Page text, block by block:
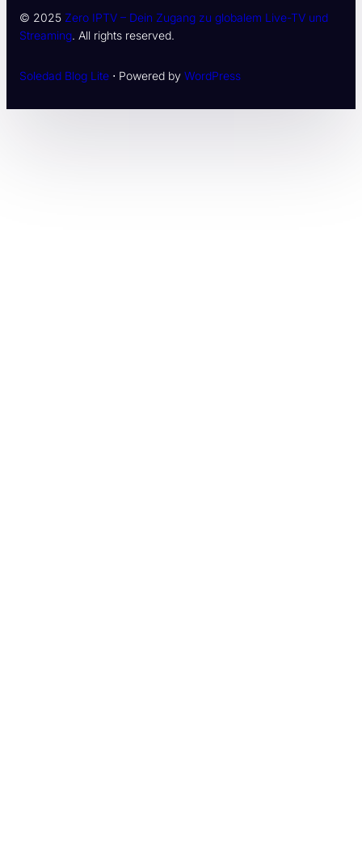
© 2025 Zero IPTV – Dein Zugang zu globalem Live-TV und
Streaming. All rights reserved.
Soledad Blog Lite ⋅ Powered by WordPress